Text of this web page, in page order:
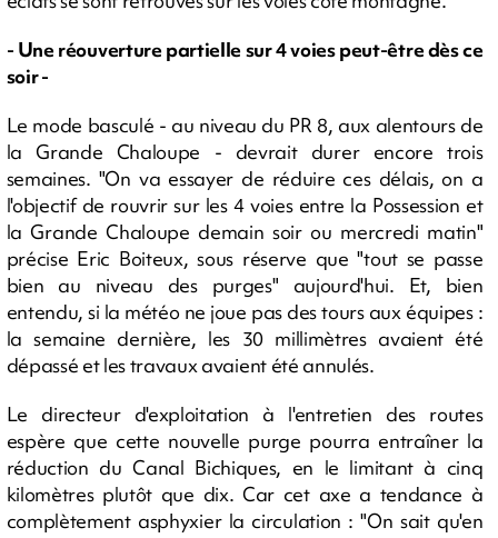
- Une réouverture partielle sur 4 voies peut-être dès ce
soir -
Le mode basculé - au niveau du PR 8, aux alentours de
la Grande Chaloupe - devrait durer encore trois
semaines. "On va essayer de réduire ces délais, on a
l'objectif de rouvrir sur les 4 voies entre la Possession et
la Grande Chaloupe demain soir ou mercredi matin"
précise Eric Boiteux, sous réserve que "tout se passe
bien au niveau des purges" aujourd'hui. Et, bien
entendu, si la météo ne joue pas des tours aux équipes :
la semaine dernière, les 30 millimètres avaient été
dépassé et les travaux avaient été annulés.
Le directeur d'exploitation à l'entretien des routes
espère que cette nouvelle purge pourra entraîner la
réduction du Canal Bichiques, en le limitant à cinq
kilomètres plutôt que dix. Car cet axe a tendance à
complètement asphyxier la circulation : "On sait qu'en